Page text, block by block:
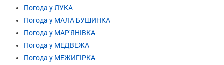
Погода у ЛУКА
Погода у МАЛА БУШИНКА
Погода у МАР'ЯНІВКА
Погода у МЕДВЕЖА
Погода у МЕЖИГІРКА